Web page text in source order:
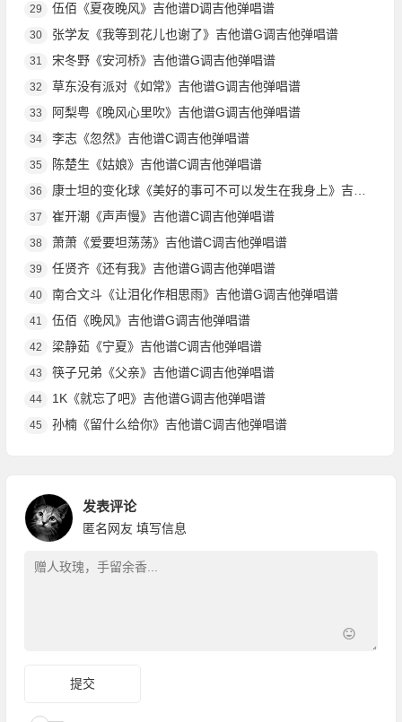
29 伍佰《夏夜晚风》吉他谱D调吉他弹唱谱
30 张学友《我等到花儿也谢了》吉他谱G调吉他弹唱谱
31 宋冬野《安河桥》吉他谱G调吉他弹唱谱
32 草东没有派对《如常》吉他谱G调吉他弹唱谱
33 阿梨粤《晚风心里吹》吉他谱G调吉他弹唱谱
34 李志《忽然》吉他谱C调吉他弹唱谱
35 陈楚生《姑娘》吉他谱C调吉他弹唱谱
36 康士坦的变化球《美好的事可不可以发生在我身上》吉他谱G调吉他弹唱谱
37 崔开潮《声声慢》吉他谱C调吉他弹唱谱
38 萧萧《爱要坦荡荡》吉他谱C调吉他弹唱谱
39 任贤齐《还有我》吉他谱G调吉他弹唱谱
40 南合文斗《让泪化作相思雨》吉他谱G调吉他弹唱谱
41 伍佰《晚风》吉他谱G调吉他弹唱谱
42 梁静茹《宁夏》吉他谱C调吉他弹唱谱
43 筷子兄弟《父亲》吉他谱C调吉他弹唱谱
44 1K《就忘了吧》吉他谱G调吉他弹唱谱
45 孙楠《留什么给你》吉他谱C调吉他弹唱谱
发表评论
匿名网友 填写信息